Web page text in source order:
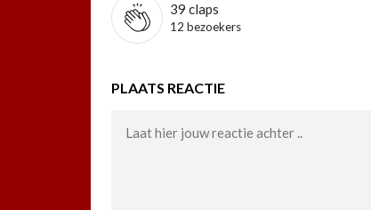
39 claps
12 bezoekers
PLAATS REACTIE